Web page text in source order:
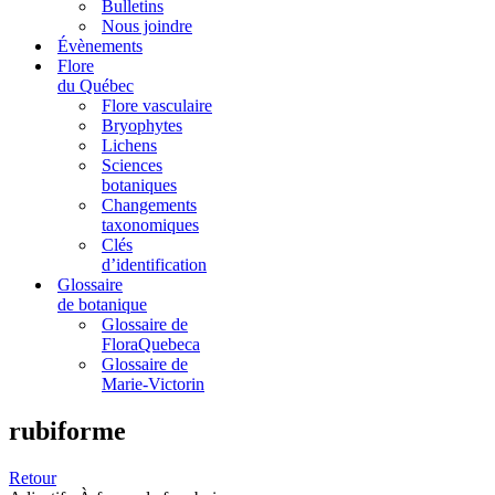
Bulletins
Nous joindre
Évènements
Flore
du Québec
Flore vasculaire
Bryophytes
Lichens
Sciences
botaniques
Changements
taxonomiques
Clés
d’identification
Glossaire
de botanique
Glossaire de
FloraQuebeca
Glossaire de
Marie-Victorin
rubiforme
Retour